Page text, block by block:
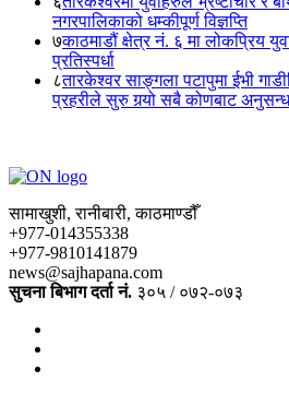
नगरपालिकाको धम्कीपूर्ण विज्ञप्ति
७काठमाडौं क्षेत्र नं. ६ मा लोकप्रिय
प्रतिस्पर्धा
८तारकेश्वर साङ्गला पटापुमा ईभी
प्रहरीले सुरु गर्‍यो सबै कोणबाट
सामाखुशी, रानीबारी, काठमाण्डौँ
+977-014355338
+977-9810141879
news@sajhapana.com
सुचना बिभाग दर्ता नं. ३०५ / ०७२-०७३